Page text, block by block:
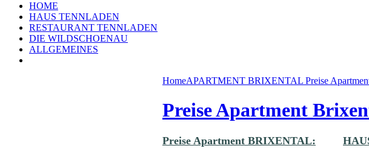
HOME
HAUS TENNLADEN
RESTAURANT TENNLADEN
DIE WILDSCHOENAU
ALLGEMEINES
HomeAPARTMENT BRIXENTAL Preise
Preise Apartment
Preise Apartment BRIXENTAL: